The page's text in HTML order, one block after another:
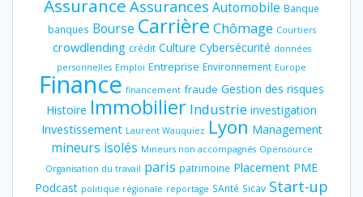
Assurance Assurances Automobile Banque
banques Bourse Carrière Chômage Courtiers
crowdlending crédit Culture Cybersécurité données
personnelles Emploi Entreprise Environnement Europe
Finance financement fraude Gestion des risques
Histoire Immobilier Industrie investigation
Investissement Laurent Wauquiez Lyon Management
mineurs isolés Mineurs non accompagnés Opensource
Organisation du travail paris patrimoine Placement PME
Podcast politique régionale reportage SAnté Sicav Start-up